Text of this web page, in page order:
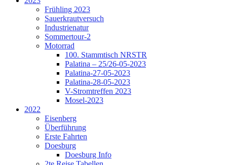
Frühling 2023
Sauerkrautversuch
Industrienatur
Sommertour-2
Motorrad
100. Stammtisch NRSTR
Palatina – 25/26-05-2023
Palatina-27-05-2023
Palatina-28-05-2023
V-Stromtreffen 2023
Mosel-2023
2022
Eisenberg
Überführung
Erste Fahrten
Doesburg
Doesburg Info